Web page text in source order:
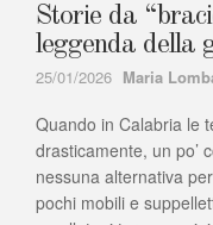
Storie da
leggenda della
25/01/2026 Author
Maria
Quando in Calabria le
drasticamente, un po’
nessuna alternativa
pochi mobili e